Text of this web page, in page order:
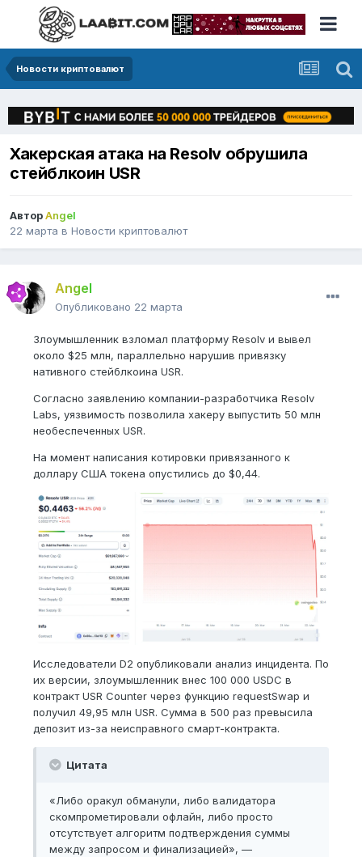
Новости криптовалют
Хакерская атака на Resolv обрушила
стейблкоин USR
АвторAngel
22 марта в Новости криптовалют
Angel
Опубликовано 22 марта
Злоумышленник взломал платформу Resolv и вывел
около $25 млн, параллельно нарушив привязку
нативного стейблкоина USR.
Согласно заявлению компании-разработчика Resolv
Labs, уязвимость позволила хакеру выпустить 50 млн
необеспеченных USR.
На момент написания котировки привязанного к
доллару США токена опустились до $0,44.
Исследователи D2 опубликовали анализ инцидента. По
их версии, злоумышленник внес 100 000 USDC в
контракт USR Counter через функцию requestSwap и
получил 49,95 млн USR. Сумма в 500 раз превысила
депозит из-за неисправного смарт-контракта.
Цитата
«Либо оракул обманули, либо валидатора
скомпрометировали офлайн, либо просто
отсутствует алгоритм подтверждения суммы
между запросом и финализацией», —